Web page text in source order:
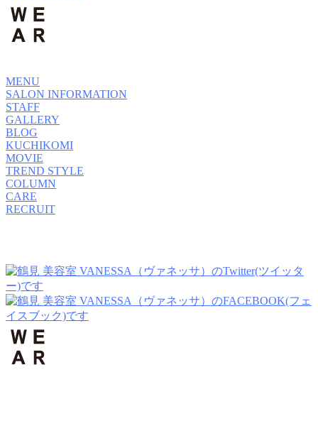
MENU
SALON INFORMATION
STAFF
GALLERY
BLOG
KUCHIKOMI
MOVIE
TREND STYLE
COLUMN
CARE
RECRUIT